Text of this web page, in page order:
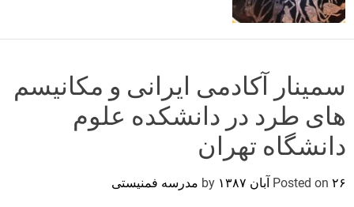
e
سمینار آکادمی ایرانی و مکانیسم
های طرد در دانشکده علوم
دانشگاه تهران
Posted on ۲۶ آبان ۱۳۸۷ مدرسه فمنیستی